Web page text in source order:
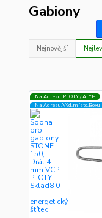
Gabiony
Nejnovější
Na Adresu PLOTY / ATYP
Na Adresu,Výd.místo,Boxu